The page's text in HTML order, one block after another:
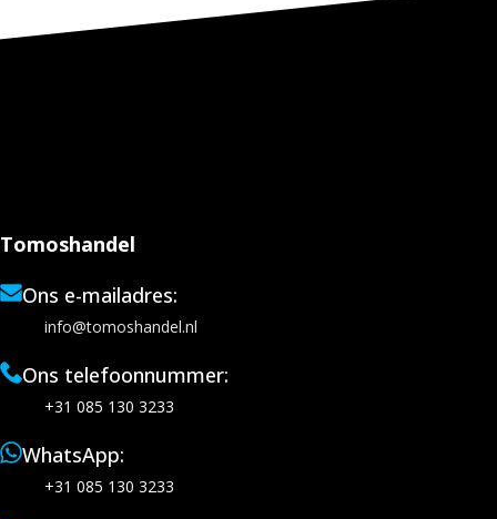
Tomoshandel
Ons e-mailadres:
info@tomoshandel.nl
Ons telefoonnummer:
+31 085 130 3233
WhatsApp:
+31 085 130 3233